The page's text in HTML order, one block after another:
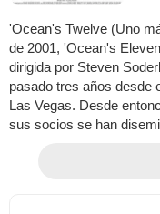
'Ocean's Twelve (Uno
de 2001, 'Ocean's
dirigida por Steven
pasado tres años desde
Las Vegas. Desde
sus socios se han